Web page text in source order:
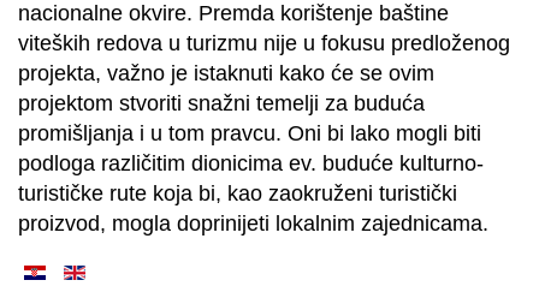
nacionalne okvire. Premda korištenje baštine
viteških redova u turizmu nije u fokusu predloženog
projekta, važno je istaknuti kako će se ovim
projektom stvoriti snažni temelji za buduća
promišljanja i u tom pravcu. Oni bi lako mogli biti
podloga različitim dionicima ev. buduće kulturno-
turističke rute koja bi, kao zaokruženi turistički
proizvod, mogla doprinijeti lokalnim zajednicama.